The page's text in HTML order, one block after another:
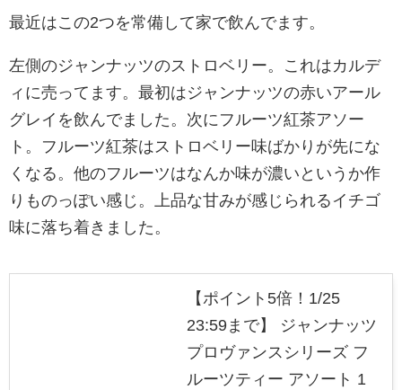
最近はこの2つを常備して家で飲んでます。
左側のジャンナッツのストロベリー。これはカルデ
ィに売ってます。最初はジャンナッツの赤いアール
グレイを飲んでました。次にフルーツ紅茶アソー
ト。フルーツ紅茶はストロベリー味ばかりが先にな
くなる。他のフルーツはなんか味が濃いというか作
りものっぽい感じ。上品な甘みが感じられるイチゴ
味に落ち着きました。
【ポイント5倍！1/25
23:59まで】 ジャンナッツ
プロヴァンスシリーズ フ
ルーツティー アソート 1